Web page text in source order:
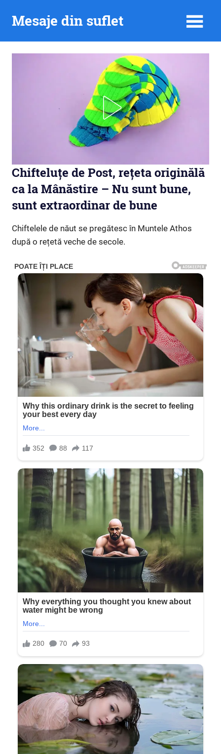
Mesaje din suflet
Chifteluțe de Post, rețeta originălă
ca la Mânăstire – Nu sunt bune,
sunt extraordinar de bune
Chiftelele de năut se pregătesc în Muntele Athos
după o rețetă veche de secole.